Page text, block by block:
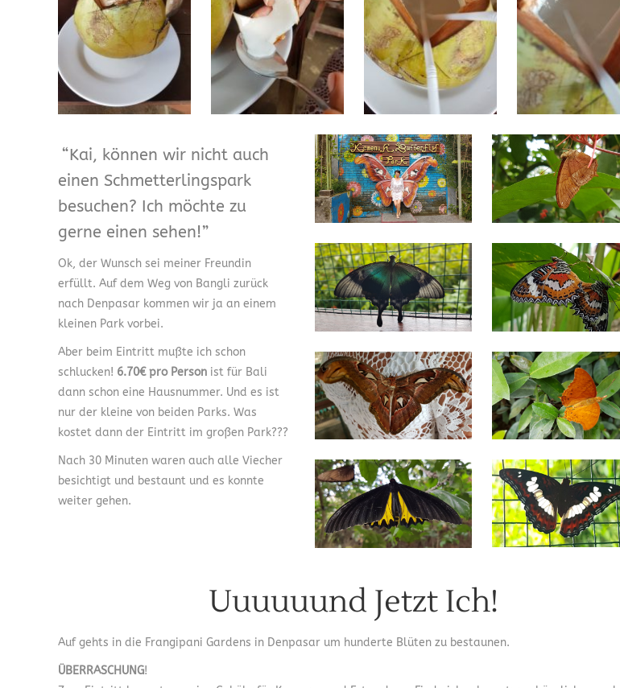
Kai, können wir nicht auch
einen Schmetterlingspark
besuchen? Ich möchte zu
gerne einen sehen!
Ok, der Wunsch sei meiner Freundin
erfüllt. Auf dem Weg von Bangli zurück
nach Denpasar kommen wir ja an einem
kleinen Park vorbei.
Aber beim Eintritt mußte ich schon
schlucken! 6.70€ pro Person ist für Bali
dann schon eine Hausnummer. Und es ist
nur der kleine von beiden Parks. Was
kostet dann der Eintritt im großen Park???
Nach 30 Minuten waren auch alle Viecher
besichtigt und bestaunt und es konnte
weiter gehen.
Uuuuuund Jetzt Ich!
Auf gehts in die Frangipani Gardens in Denpasar um hunderte Blüten zu bestaunen.
ÜBERRASCHUNG!